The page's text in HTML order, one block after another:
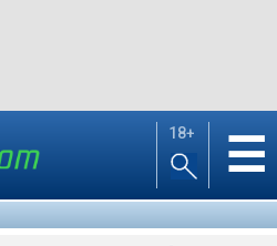
18+ ☰